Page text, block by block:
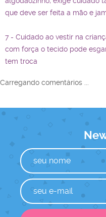
que deve ser feita a mão e
7 - Cuidado ao vestir na
com força o tecido pode
tem troca
Carregando comentários ...